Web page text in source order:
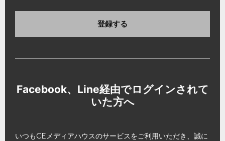
登録する
Facebook、Line経由でログインされて
いた方へ
いつもCEメディアハウスのサービスをご利用いただき、誠に